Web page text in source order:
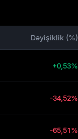
Dəyişiklik (%)
+0,53%
-34,52%
-65,51%